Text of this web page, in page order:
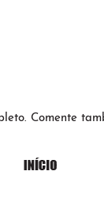
Comente